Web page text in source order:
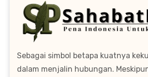
Sebagai simbol betapa kuatnya
dalam menjalin hubungan.